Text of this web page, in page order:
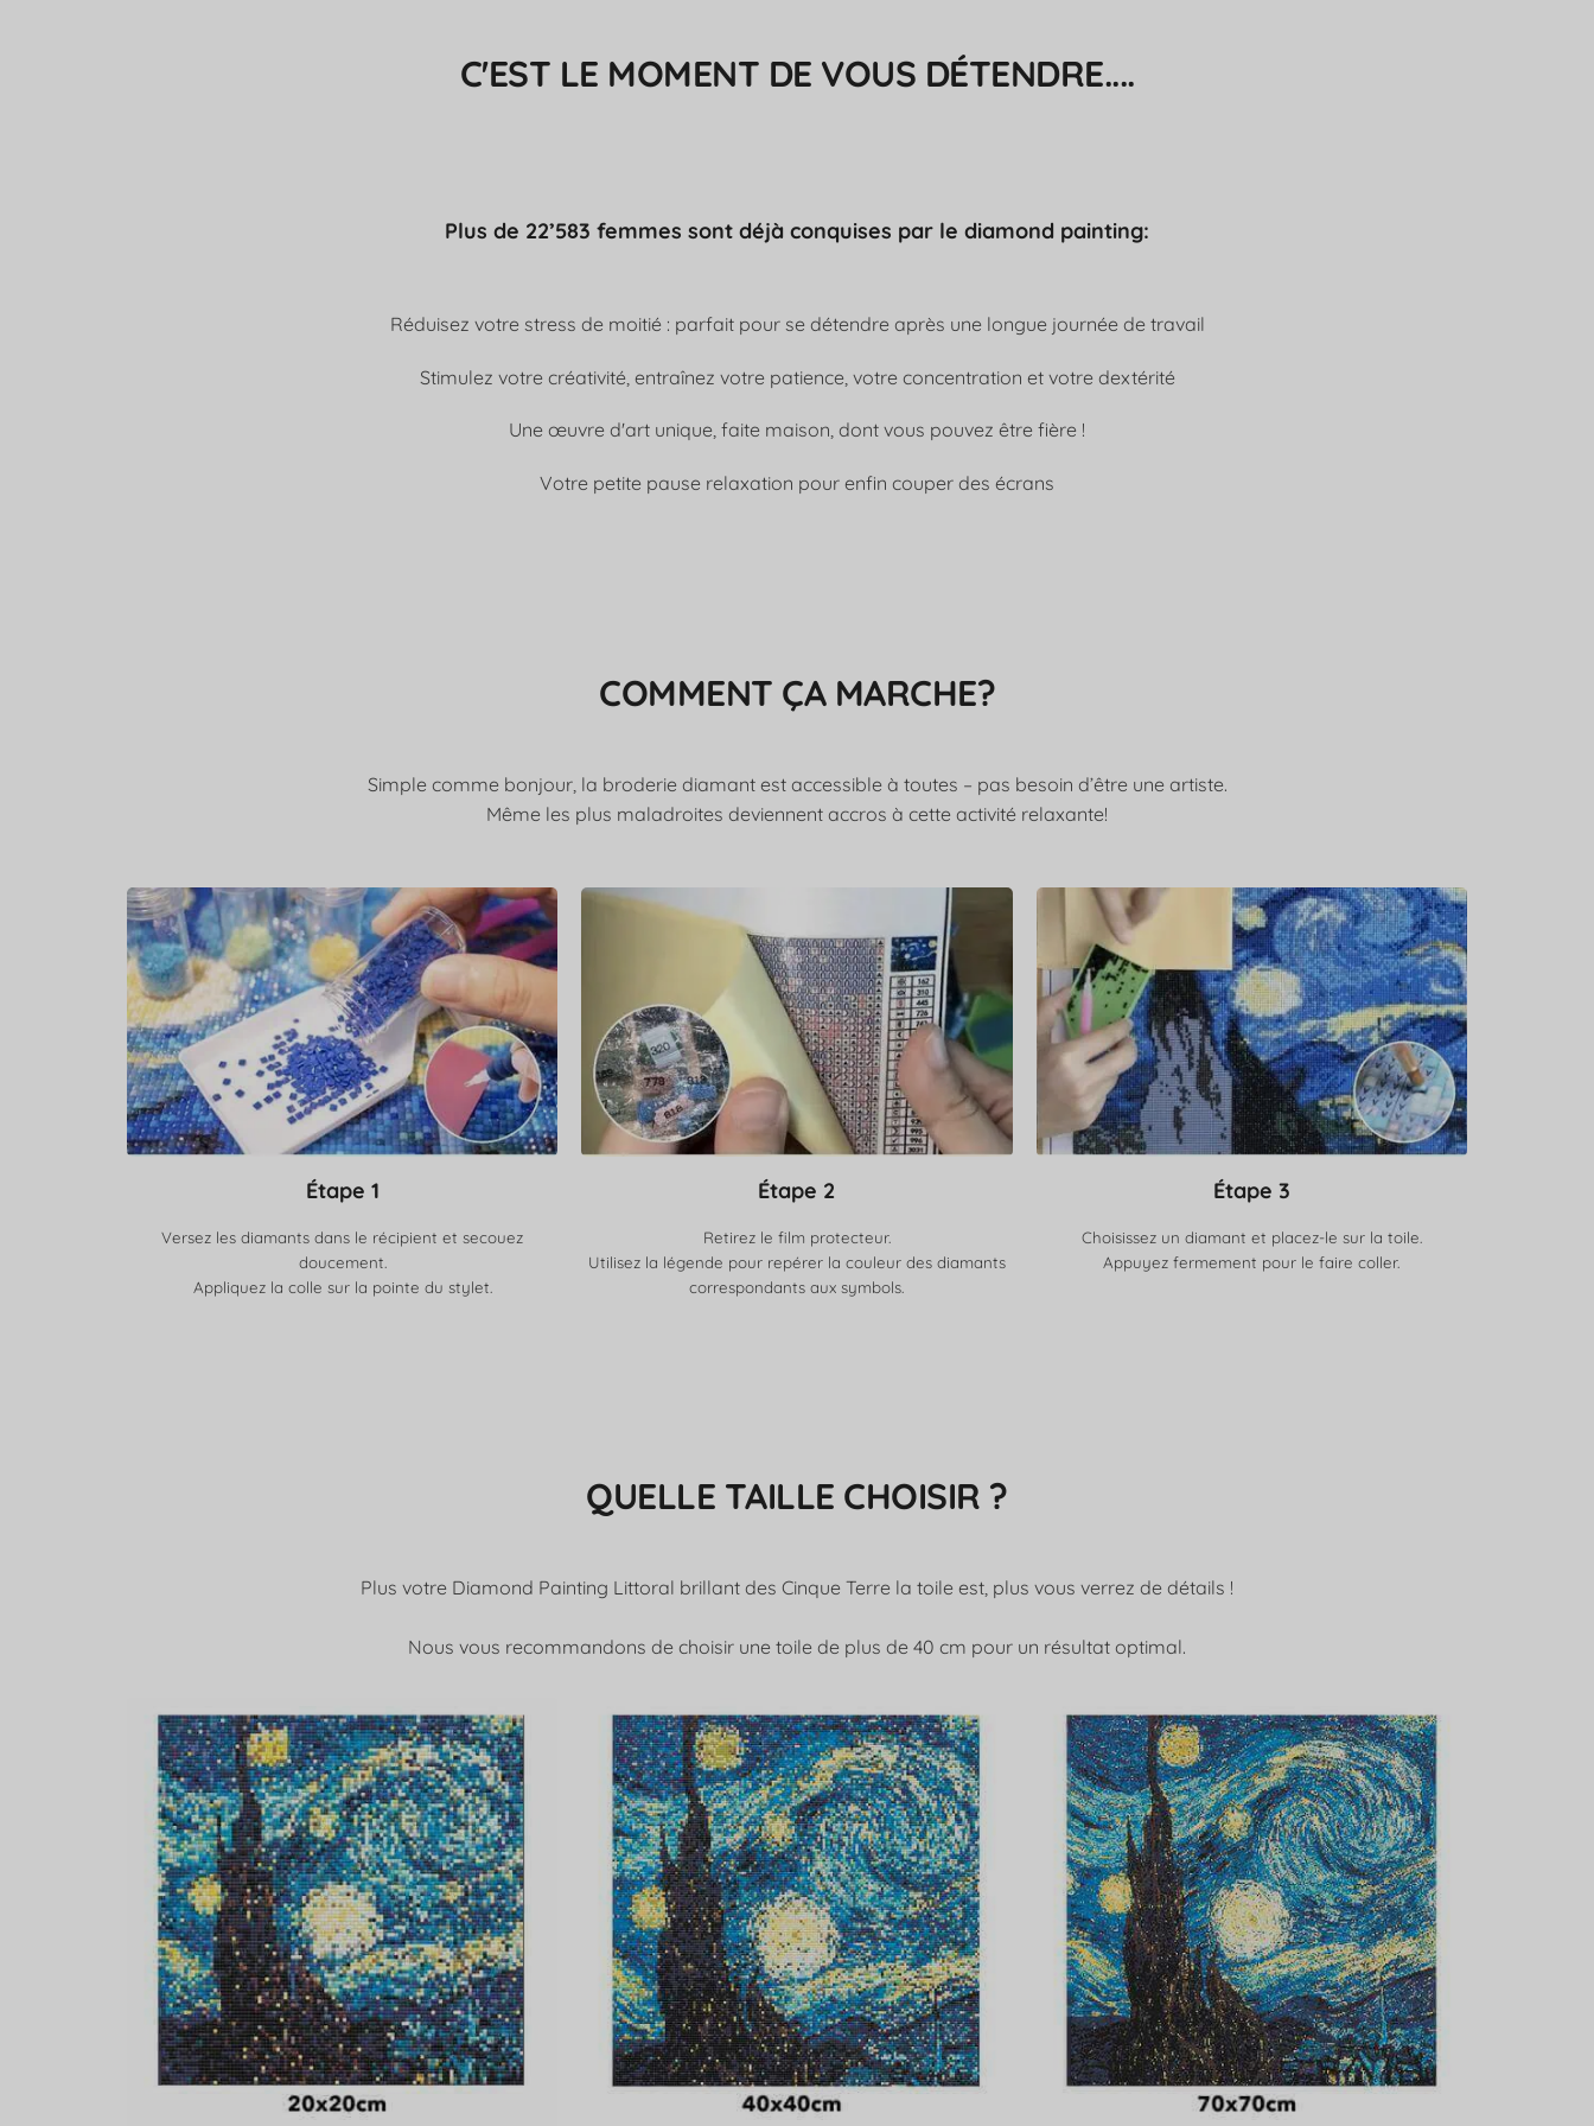
C'EST LE MOMENT DE VOUS DÉTENDRE....
Plus de 22’583 femmes sont déjà conquises par le diamond painting:
Réduisez votre stress de moitié : parfait pour se détendre après une longue journée de travail
Stimulez votre créativité, entraînez votre patience, votre concentration et votre dextérité
Une œuvre d'art unique, faite maison, dont vous pouvez être fière !
Votre petite pause relaxation pour enfin couper des écrans
COMMENT ÇA MARCHE?
Simple comme bonjour, la broderie diamant est accessible à toutes – pas besoin d’être une artiste.
Même les plus maladroites deviennent accros à cette activité relaxante!
Étape 1
Versez les diamants dans le récipient et secouez
doucement.
Appliquez la colle sur la pointe du stylet.
Étape 2
Retirez le film protecteur.
Utilisez la légende pour repérer la couleur des diamants
correspondants aux symbols.
Étape 3
Choisissez un diamant et placez-le sur la toile.
Appuyez fermement pour le faire coller.
QUELLE TAILLE CHOISIR ?
Plus votre Diamond Painting Littoral brillant des Cinque Terre la toile est, plus vous verrez de détails !
Nous vous recommandons de choisir une toile de plus de 40 cm pour un résultat optimal.